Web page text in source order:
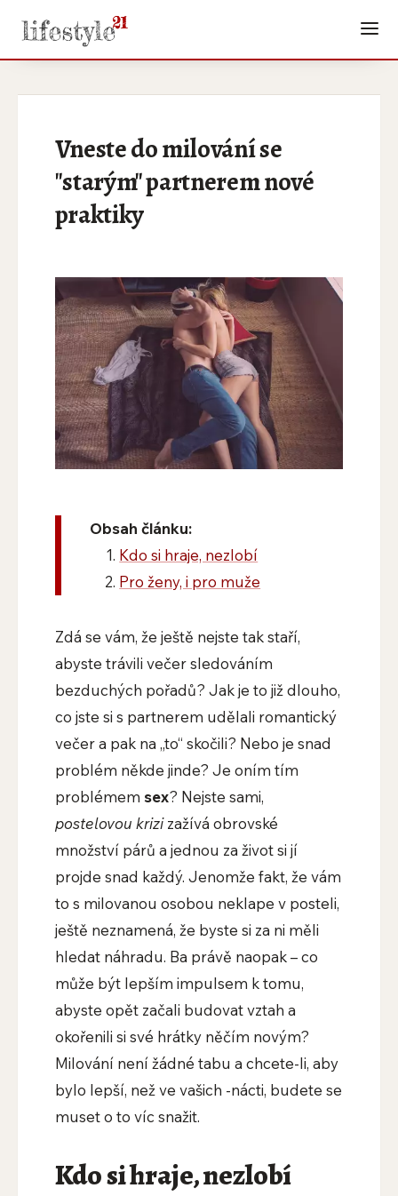
Vneste do milování se
"starým" partnerem nové
praktiky
Obsah článku:
Kdo si hraje, nezlobí
Pro ženy, i pro muže
Zdá se vám, že ještě nejste tak staří,
abyste trávili večer sledováním
bezduchých pořadů? Jak je to již dlouho,
co jste si s partnerem udělali romantický
večer a pak na „to“ skočili? Nebo je snad
problém někde jinde? Je oním tím
problémem sex? Nejste sami,
postelovou krizizažívá obrovské
množství párů a jednou za život si jí
projde snad každý. Jenomže fakt, že vám
to s milovanou osobou neklape v posteli,
ještě neznamená, že byste si za ni měli
hledat náhradu. Ba právě naopak – co
může být lepším impulsem k tomu,
abyste opět začali budovat vztah a
okořenili si své hrátky něčím novým?
Milování není žádné tabu a chcete-li, aby
bylo lepší, než ve vašich -nácti, budete se
muset o to víc snažit.
Kdo si hraje, nezlobí